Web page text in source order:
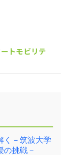
トモビリテ
く－筑波大学
の挑戦－